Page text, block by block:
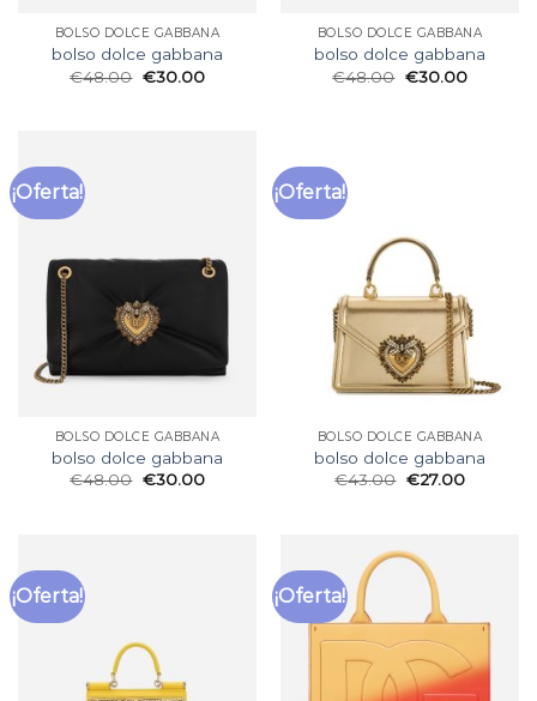
BOLSO DOLCE GABBANA
bolso dolce gabbana
€48.00 €30.00
BOLSO DOLCE GABBANA
bolso dolce gabbana
€48.00 €30.00
¡Oferta!
BOLSO DOLCE GABBANA
bolso dolce gabbana
€48.00 €30.00
¡Oferta!
BOLSO DOLCE GABBANA
bolso dolce gabbana
€43.00 €27.00
¡Oferta! ¡Oferta!